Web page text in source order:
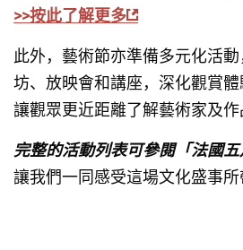
>>按此了解更多
此外，藝術節亦準備多元化活
坊、放映會和講座，深化觀賞體
讓觀眾更近距離了解藝術家及作
完整的活動列表可參閱「法國五
讓我們一同感受這場文化盛事所